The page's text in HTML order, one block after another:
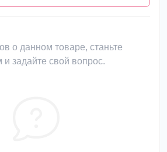
о данном товаре, станьте
задайте свой вопрос.